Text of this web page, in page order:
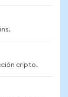
cripto.